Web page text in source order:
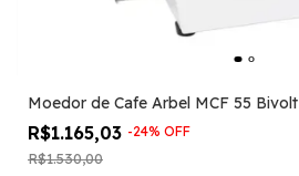
Moedor de Cafe Arbel MCF 55 Bivolt
R$1.165,03 -24% OFF
R$1.530,00